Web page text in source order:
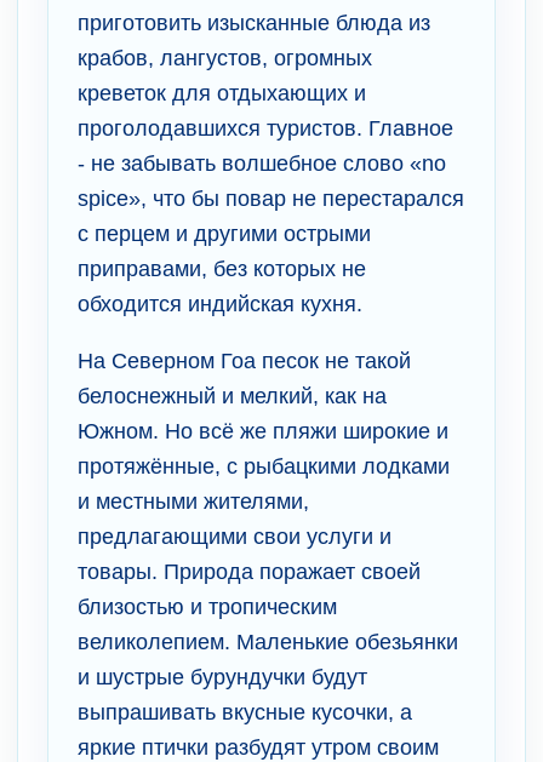
приготовить изысканные блюда из
крабов, лангустов, огромных
креветок для отдыхающих и
проголодавшихся туристов. Главное
- не забывать волшебное слово «no
spice», что бы повар не перестарался
с перцем и другими острыми
приправами, без которых не
обходится индийская кухня.
На Северном Гоа песок не такой
белоснежный и мелкий, как на
Южном. Но всё же пляжи широкие и
протяжённые, с рыбацкими лодками
и местными жителями,
предлагающими свои услуги и
товары. Природа поражает своей
близостью и тропическим
великолепием. Маленькие обезьянки
и шустрые бурундучки будут
выпрашивать вкусные кусочки, а
яркие птички разбудят утром своим